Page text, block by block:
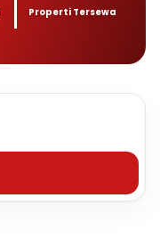
Properti Tersewa